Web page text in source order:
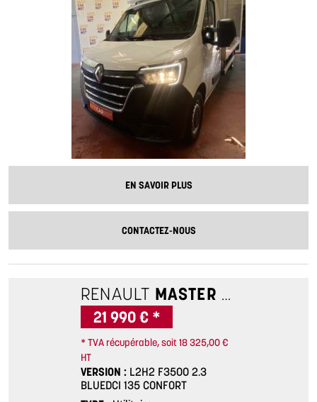
EN SAVOIR PLUS
CONTACTEZ-NOUS
RENAULT MASTER L2H2 F3500
21 990 € *
* TVA récupérable, soit 18 325,00 €
HT
VERSION
L2H2 F3500 2.3
BLUEDCI 135 CONFORT